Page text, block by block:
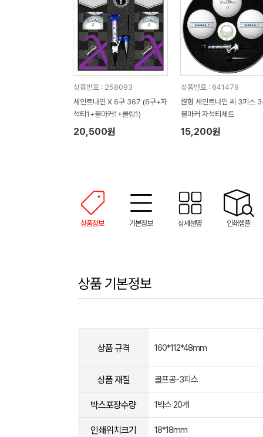
상품번호 : 258093
세인트나인 X 6구 367 (6구+자
석티1+볼마커1+클립1)
20,500원
상품번호 : 641479
원형 세인트나인 씨 3피스 3
볼마커 자석티세트
15,200원
상품정보 기본정보 상세설명 인쇄샘플
상품 기본정보
상품 규격 160*112*48mm
상품 재질 골프공-3피스
박스포장수량 1박스 20개
인쇄위치크기 18*18mm